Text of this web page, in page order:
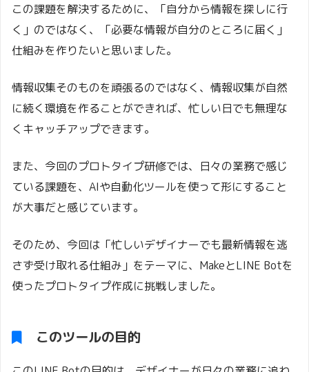
この課題を解決するために、「自分から情報を探しに行
く」のではなく、「必要な情報が自分のところに届く」
仕組みを作りたいと思いました。
情報収集そのものを頑張るのではなく、情報収集が自然
に続く環境を作ることができれば、忙しい日でも無理な
くキャッチアップできます。
また、今回のプロトタイプ研修では、日々の業務で感じ
ている課題を、AIや自動化ツールを使って形にすること
が大事だと感じています。
そのため、今回は「忙しいデザイナーでも最新情報を逃
さず受け取れる仕組み」をテーマに、MakeとLINE Botを
使ったプロトタイプ作成に挑戦しました。
このツールの目的